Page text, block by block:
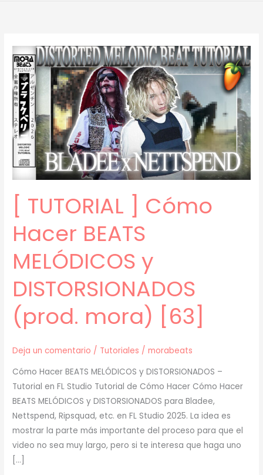
[ TUTORIAL ] Cómo
Hacer BEATS
MELÓDICOS y
DISTORSIONADOS
(prod. mora) [63]
Deja un comentario / Tutoriales /morabeats
Cómo Hacer BEATS MELÓDICOS y DISTORSIONADOS –
Tutorial en FL Studio Tutorial de Cómo Hacer Cómo Hacer
BEATS MELÓDICOS y DISTORSIONADOS para Bladee,
Nettspend, Ripsquad, etc. en FL Studio 2025. La idea es
mostrar la parte más importante del proceso para que el
video no sea muy largo, pero si te interesa que haga uno
[…]